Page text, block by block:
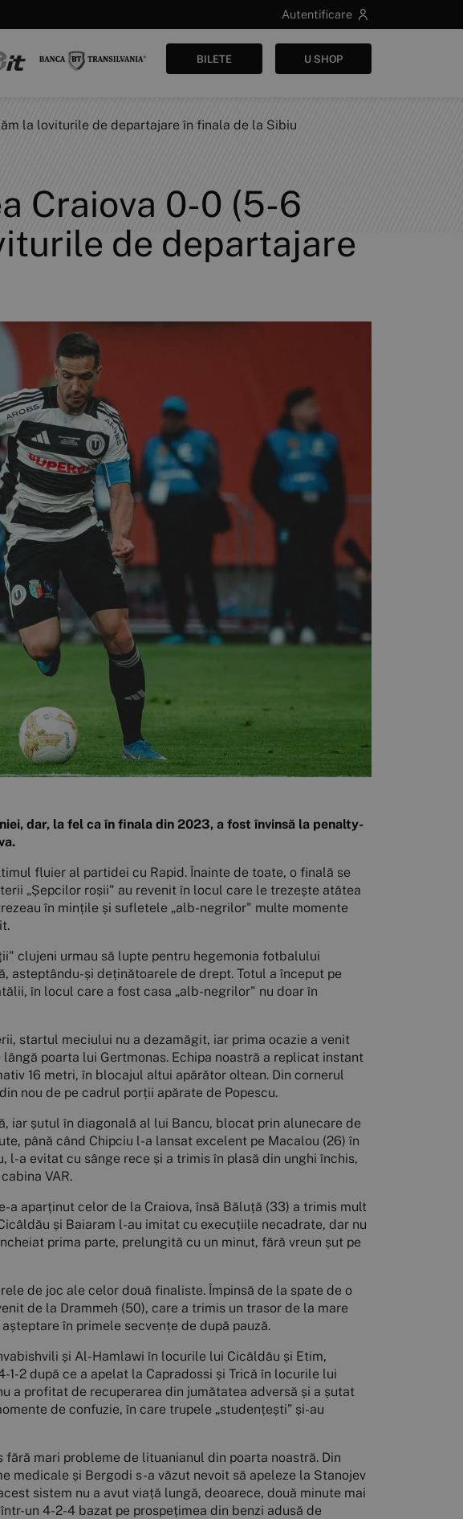
Autentificare
BILETE U SHOP
la loviturile de departajare în finala de la Sibiu
Craiova 0-0 (5-6
de departajare
dar, la fel ca în finala din 2023, a fost învinsă la penalty-
fluier al partidei cu Rapid. Înainte de toate, o finală se
„Șepcilor roșii" au revenit în locul care le trezește atâtea
în mințile și sufletele „alb-negrilor" multe momente
clujeni urmau să lupte pentru hegemonia fotbalului
asteptându-și deținătoarele de drept. Totul a început pe
în locul care a fost casa „alb-negrilor" nu doar în
startul meciului nu a dezamăgit, iar prima ocazie a venit
poarta lui Gertmonas. Echipa noastră a replicat instant
16 metri, în blocajul altui apărător oltean. Din cornerul
nou de pe cadrul porții apărate de Popescu.
iar șutul în diagonală al lui Bancu, blocat prin alunecare de
până când Chipciu l-a lansat excelent pe Macalou (26) în
l-a evitat cu sânge rece și a trimis în plasă din unghi închis,
VAR.
a aparținut celor de la Craiova, însă Băluță (33) a trimis mult
și Baiaram l-au imitat cu execuțiile necadrate, dar nu
prima parte, prelungită cu un minut, fără vreun șut pe
de joc ale celor două finaliste. Împinsă de la spate de o
de la Drammeh (50), care a trimis un trasor de la mare
în primele secvențe de după pauză.
și Al-Hamlawi în locurile lui Cicâldău și Etim,
2 după ce a apelat la Capradossi și Trică în locurile lui
a profitat de recuperarea din jumătatea adversă și a șutat
de confuzie, în care trupele „studențești” și-au
mari probleme de lituanianul din poarta noastră. Din
medicale și Bergodi s-a văzut nevoit să apeleze la Stanojev
sistem nu a avut viață lungă, deoarece, două minute mai
un 4-2-4 bazat pe prospețimea din benzi adusă de